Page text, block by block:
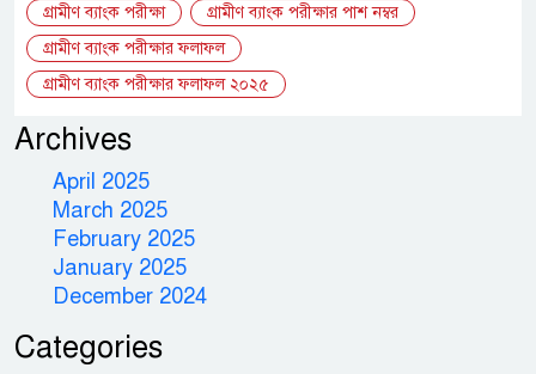
গ্রামীণ ব্যাংক পরীক্ষা
গ্রামীণ ব্যাংক পরীক্ষার পাশ নম্বর
গ্রামীণ ব্যাংক পরীক্ষার ফলাফল
গ্রামীণ ব্যাংক পরীক্ষার ফলাফল ২০২৫
Archives
April 2025
March 2025
February 2025
January 2025
December 2024
Categories